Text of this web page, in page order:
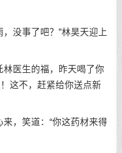
没事了吧？”林昊天迎上
林医生的福，昨天喝了你
这不，赶紧给你送点新
，笑道：“你这药材来得